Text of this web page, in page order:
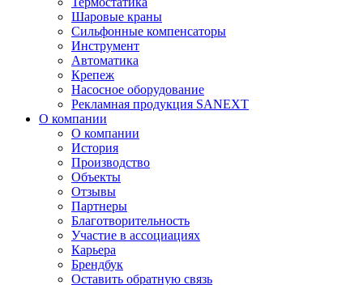
Шаровые краны
Сильфонные компенсаторы
Инструмент
Автоматика
Крепеж
Насосное оборудование
Рекламная продукция SANEXT
О компании
О компании
История
Производство
Объекты
Отзывы
Партнеры
Благотворительность
Участие в ассоциациях
Карьера
Брендбук
Оставить обратную связь